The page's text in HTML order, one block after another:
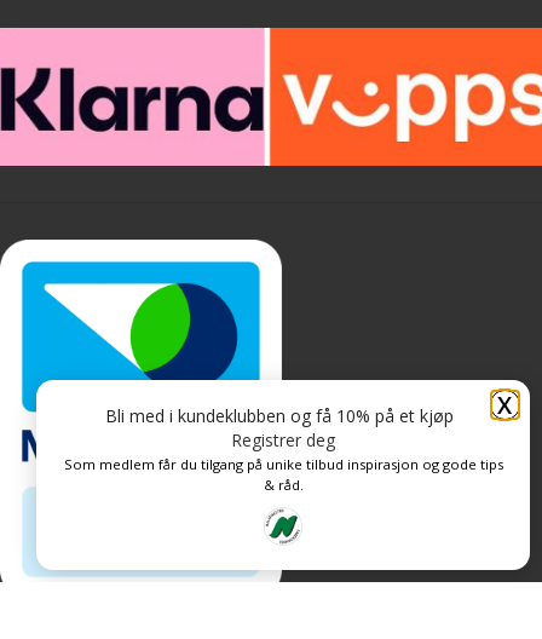
X
Bli med i kundeklubben og få 10% på et kjøp
Registrer deg
Som medlem får du tilgang på unike tilbud inspirasjon og gode tips
& råd.